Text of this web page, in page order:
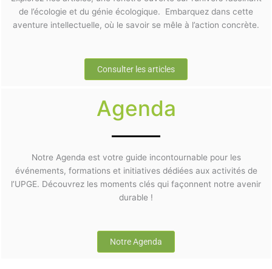
de l’écologie et du génie écologique. Embarquez dans cette
aventure intellectuelle, où le savoir se mêle à l’action concrète.
Consulter les articles
Agenda
Notre Agenda est votre guide incontournable pour les
événements, formations et initiatives dédiées aux activités de
l’UPGE. Découvrez les moments clés qui façonnent notre avenir
durable !
Notre Agenda